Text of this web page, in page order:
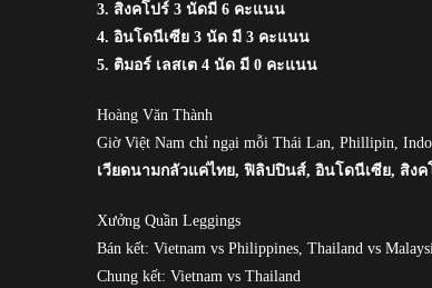
3. สิงคโปร์ 3 นัดมี 6 คะแนน
4. อินโดนีเซีย 3 นัด มี 3 คะแนน
5. ติมอร์ เลสเต 4 นัด มี 0 คะแนน
Hoàng Văn Thành
Giờ Việt Nam chỉ ngại mỗi Thái Lan, Phillipin,
เวียดนามกลัวแค่ไทย, ฟิลิปปินส์, อินโดนีเซีย, สิงค
Xưởng Quần Leggings
Bán kết: Vietnam vs Philippines, Thailand vs
Chung kết: Vietnam vs Thailand